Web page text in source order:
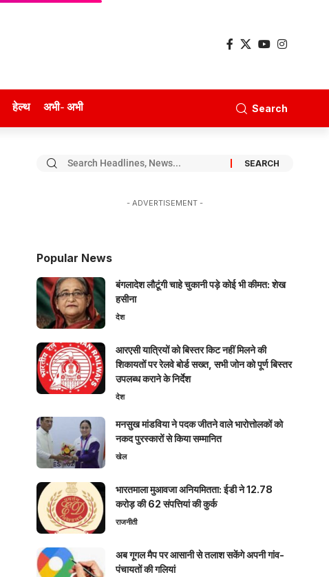
हेल्थ अभी- अभी Search
- ADVERTISEMENT -
Popular News
बंगलादेश लौटूंगी चाहे चुकानी पड़े कोई भी कीमत: शेख
हसीना
देश
आरएसी यात्रियों को बिस्तर किट नहीं मिलने की
शिकायतों पर रेलवे बोर्ड सख्त, सभी जोन को पूर्ण बिस्तर
उपलब्ध कराने के निर्देश
देश
मनसुख मांडविया ने पदक जीतने वाले भारोत्तोलकों को
नकद पुरस्कारों से किया सम्मानित
खेल
भारतमाला मुआवजा अनियमितता: ईडी ने 12.78
करोड़ की 62 संपत्तियां की कुर्क
राजनीती
अब गूगल मैप पर आसानी से तलाश सकेंगे अपनी गांव-
पंचायतों की गलियां